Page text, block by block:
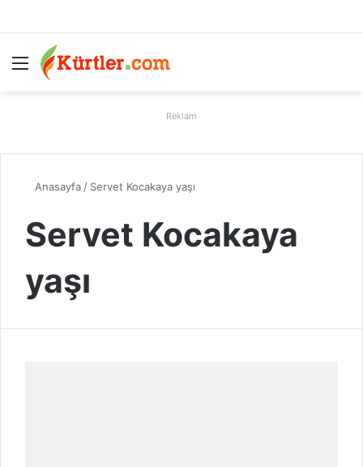
Menü
Reklam
Anasayfa / Servet Kocakaya yaşı
Servet Kocakaya
yaşı